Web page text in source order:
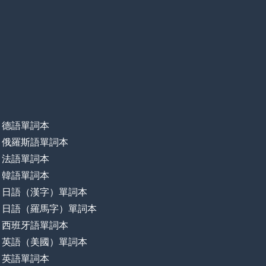
德語單詞本
俄羅斯語單詞本
法語單詞本
韓語單詞本
日語（漢字）單詞本
日語（羅馬字）單詞本
西班牙語單詞本
英語（美國）單詞本
英語單詞本